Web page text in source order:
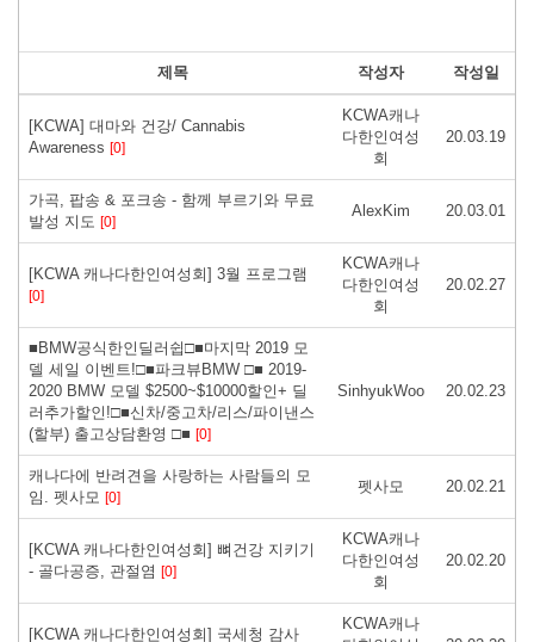
제목 작성자 작성일
[KCWA] 대마와 건강/ Cannabis
Awareness [0]
KCWA캐나
다한인여성
회
20.03.19
가곡, 팝송 & 포크송 - 함께 부르기와 무료
발성 지도 [0]
AlexKim 20.03.01
[KCWA 캐나다한인여성회] 3월 프로그램
[0]
KCWA캐나
다한인여성
회
20.02.27
■BMW공식한인딜러쉽□■마지막 2019 모
델 세일 이벤트!□■파크뷰BMW □■ 2019-
2020 BMW 모델 $2500~$10000할인+ 딜
러추가할인!□■신차/중고차/리스/파이낸스
(할부) 출고상담환영 □■ [0]
SinhyukWoo 20.02.23
캐나다에 반려견을 사랑하는 사람들의 모
임. 펫사모 [0]
펫사모 20.02.21
[KCWA 캐나다한인여성회] 뼈건강 지키기
- 골다공증, 관절염 [0]
KCWA캐나
다한인여성
회
20.02.20
[KCWA 캐나다한인여성회] 국세청 감사
KCWA캐나